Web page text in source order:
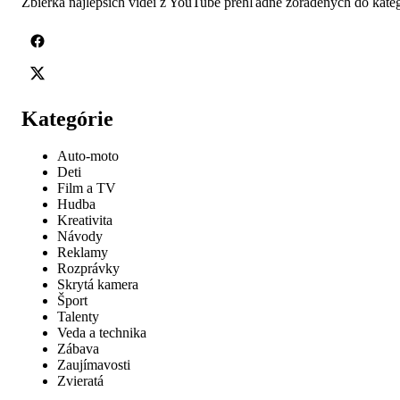
Kategórie
Auto-moto
Deti
Film a TV
Hudba
Kreativita
Návody
Reklamy
Rozprávky
Skrytá kamera
Šport
Talenty
Veda a technika
Zábava
Zaujímavosti
Zvieratá